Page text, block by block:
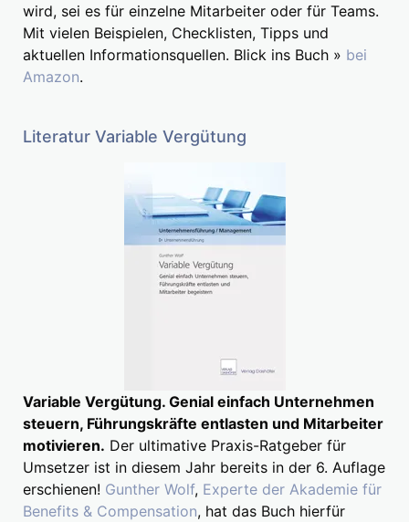
wird, sei es für einzelne Mitarbeiter oder für Teams.
Mit vielen Beispielen, Checklisten, Tipps und
aktuellen Informationsquellen. Blick ins Buch » bei
Amazon.
Literatur Variable Vergütung
Variable Vergütung. Genial einfach Unternehmen
steuern, Führungskräfte entlasten und Mitarbeiter
motivieren. Der ultimative Praxis-Ratgeber für
Umsetzer ist in diesem Jahr bereits in der 6. Auflage
erschienen! Gunther Wolf, Experte der Akademie für
Benefits & Compensation, hat das Buch hierfür